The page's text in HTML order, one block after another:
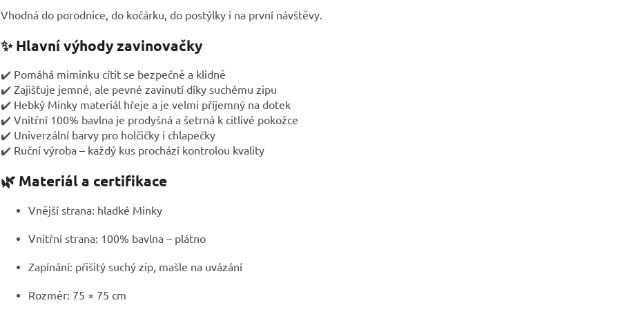
Vhodná do porodnice, do kočárku, do postýlky i na první návštěvy.
✨ Hlavní výhody zavinovačky
✔️ Pomáhá miminku cítit se bezpečně a klidně
✔️ Zajišťuje jemné, ale pevné zavinutí díky suchému zipu
✔️ Hebký Minky materiál hřeje a je velmi příjemný na dotek
✔️ Vnitřní 100% bavlna je prodyšná a šetrná k citlivé pokožce
✔️ Univerzální barvy pro holčičky i chlapečky
✔️ Ruční výroba – každý kus prochází kontrolou kvality
🌿 Materiál a certifikace
Vnější strana: hladké Minky
Vnitřní strana: 100% bavlna – plátno
Zapínání: přišitý suchý zip, mašle na uvázání
Rozměr: 75 × 75 cm